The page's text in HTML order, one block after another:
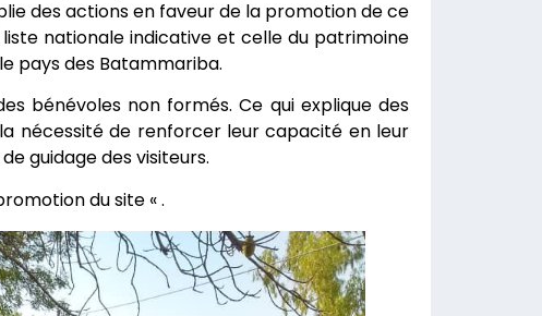
des actions en faveur de la promotion de ce
nationale indicative et celle du patrimoine
pays des Batammariba.
bénévoles non formés. Ce qui explique des
nécessité de renforcer leur capacité en leur
guidage des visiteurs.
du site « .